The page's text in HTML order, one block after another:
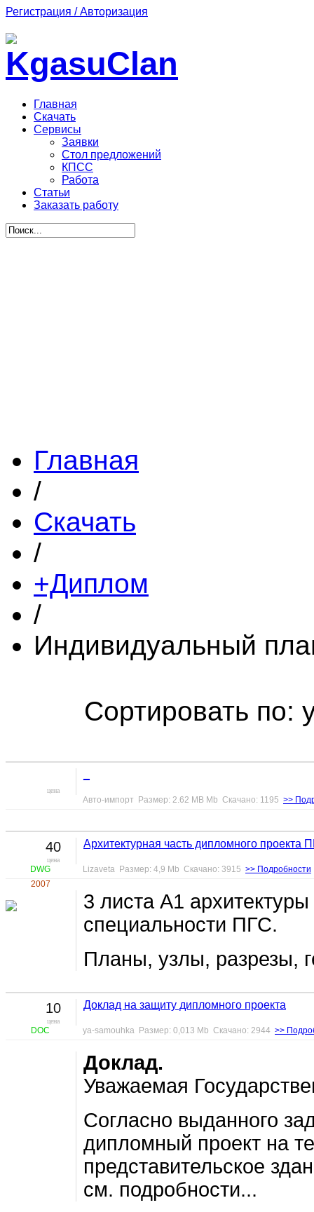
Регистрация / Авторизация
Главная
Скачать
Сервисы
Заявки
Стол предложений
КПСС
Работа
Статьи
Заказать работу
Главная
/
Скачать
/
+Диплом
/
Индивидуальный
Сортировать по:
цена
Авто-импорт Размер: 2.62 MB Mb Скачано: 1195 >>
40
цена
DWG
2007
Архитектурная часть дипломного проекта
Lizaveta Размер: 4,9 Mb Скачано: 3915 >> Подробности
3 листа А1
специальности ПГС.
Планы, узлы, разрезы,
10
цена
DOC
Доклад на защиту дипломного проекта
ya-samouhka Размер: 0,013 Mb Скачано: 2944 >>
Доклад.
Уважаемая
Согласно выданного
дипломный проект на
представительское
см. подробности...